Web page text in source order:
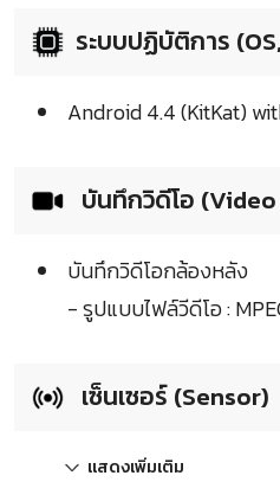
ระบบปฏิบัติการ
Android 4.4 (KitKat)
บันทึกวิดีโอ
บันทึกวิดีโอกล้องหลัง
- รูปแบบไฟล์วีดีโอ :
เซ็นเซอร์ (Sensor)
แสดงเพิ่มเติม